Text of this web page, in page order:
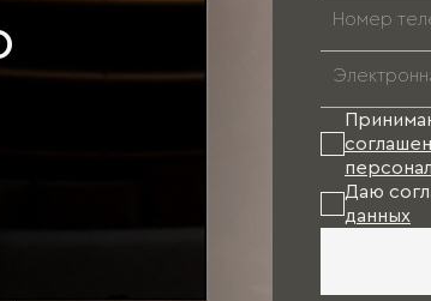
Даю
данных